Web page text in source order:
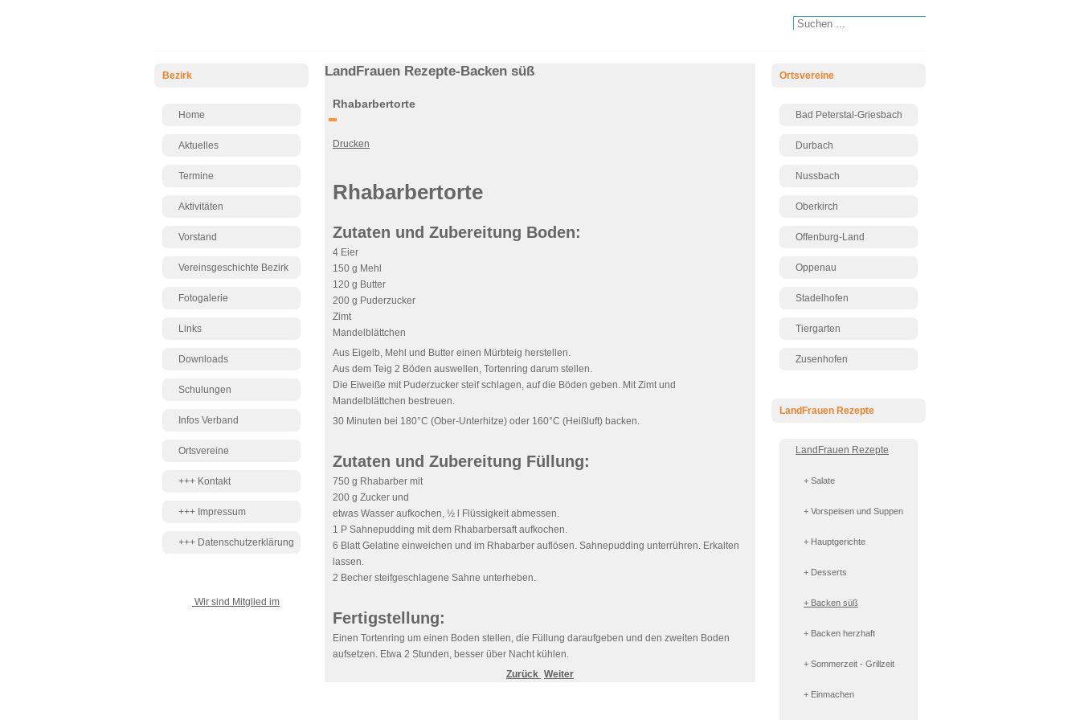
Bezirk
Home
Aktuelles
Termine
Aktivitäten
Vorstand
Vereinsgeschichte Bezirk
Fotogalerie
Links
Downloads
Schulungen
Infos Verband
Ortsvereine
+++ Kontakt
+++ Impressum
+++ Datenschutzerklärung
Wir sind Mitglied im
LandFrauen Rezepte-Backen süß
Rhabarbertorte
Drucken
Rhabarbertorte
Zutaten und Zubereitung Boden:
4 Eier
150 g Mehl
120 g Butter
200 g Puderzucker
Zimt
Mandelblättchen
Aus Eigelb, Mehl und Butter einen Mürbteig herstellen.
Aus dem Teig 2 Böden auswellen, Tortenring darum stellen.
Die Eiweiße mit Puderzucker steif schlagen, auf die Böden geben. Mit Zimt und
Mandelblättchen bestreuen.
30 Minuten bei 180°C (Ober-Unterhitze) oder 160°C (Heißluft) backen.
Zutaten und Zubereitung Füllung:
750 g Rhabarber mit
200 g Zucker und
etwas Wasser aufkochen, ½ l Flüssigkeit abmessen.
1 P Sahnepudding mit dem Rhabarbersaft aufkochen.
6 Blatt Gelatine einweichen und im Rhabarber auflösen. Sahnepudding unterrühren. Erkalten
lassen.
2 Becher steifgeschlagene Sahne unterheben.
Fertigstellung:
Einen Tortenring um einen Boden stellen, die Füllung daraufgeben und den zweiten Boden
aufsetzen. Etwa 2 Stunden, besser über Nacht kühlen.
Zurück Weiter
Ortsvereine
Bad Peterstal-Griesbach
Durbach
Nussbach
Oberkirch
Offenburg-Land
Oppenau
Stadelhofen
Tiergarten
Zusenhofen
LandFrauen Rezepte
LandFrauen Rezepte
+ Salate
+ Vorspeisen und Suppen
+ Hauptgerichte
+ Desserts
+ Backen süß
+ Backen herzhaft
+ Sommerzeit - Grillzeit
+ Einmachen